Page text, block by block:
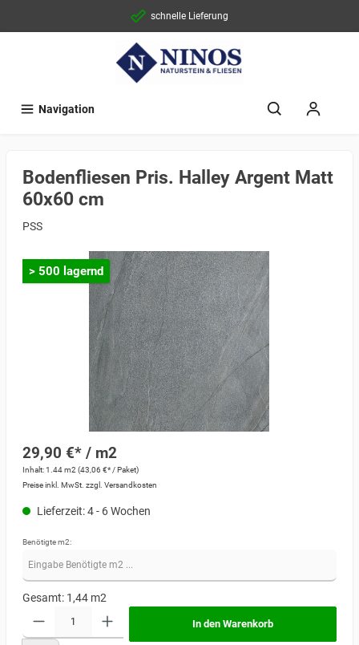
schnelle Lieferung
Navigation
Bodenfliesen Pris. Halley Argent Matt
60x60 cm
PSS
> 500 lagernd
29,90 €* / m2
Inhalt:1.44 m2 (43,06 €* / Paket)
Preise inkl. MwSt. zzgl. Versandkosten
Lieferzeit: 4 - 6 Wochen
Benötigte m2:
Gesamt: 1,44 m2
In den Warenkorb